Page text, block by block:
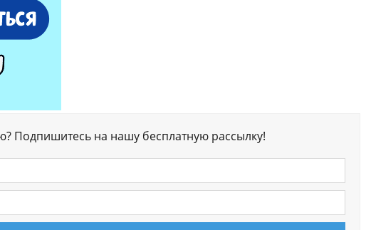
Подпишитесь на нашу бесплатную рассылку!